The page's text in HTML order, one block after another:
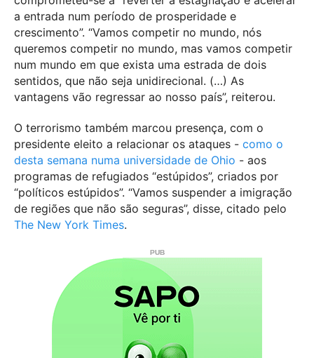
a entrada num período de prosperidade e
crescimento”. “Vamos competir no mundo, nós
queremos competir no mundo, mas vamos competir
num mundo em que exista uma estrada de dois
sentidos, que não seja unidirecional. (…) As
vantagens vão regressar ao nosso país”, reiterou.
O terrorismo também marcou presença, com o
presidente eleito a relacionar os ataques - como o
desta semana numa universidade de Ohio - aos
programas de refugiados “estúpidos”, criados por
“políticos estúpidos”. “Vamos suspender a imigração
de regiões que não são seguras”, disse, citado pelo
The New York Times.